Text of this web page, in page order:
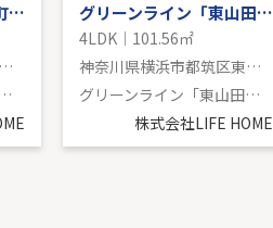
グリーンライン「川和町」中古戸建て
神奈川県横浜市都筑区川和町
グリーンライン「川和町」駅 徒歩10分
グリーンライン「東山田」新築戸建
4LDK｜101.56㎡
神奈川県横浜市都筑区東山田４丁目
グリーンライン「東山田」駅 徒歩19分
株式会社LIFE HOME